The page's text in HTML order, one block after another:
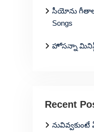
సీయోను గీతాలు
Songs
హోసన్నా
Recent